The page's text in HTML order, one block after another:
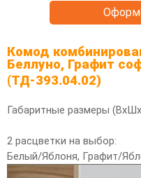
Комод
Беллуно, Графит
(ТД-393.04.02)
Габаритные размеры
2 расцветки на выбор:
Белый/Яблоня, Графит/